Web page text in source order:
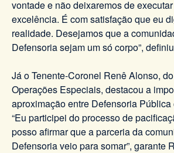
vontade e não deixaremos de
excelência. É com satisfação que eu
realidade. Desejamos que a
Defensoria sejam um só corpo”,
Já o Tenente-Coronel Renê Alonso,
Operações Especiais, destacou a
aproximação entre Defensoria Pública
“Eu participei do processo de
posso afirmar que a parceria da
Defensoria veio para somar”, garante